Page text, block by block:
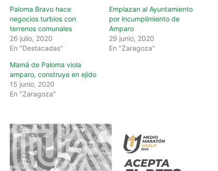
Paloma Bravo hace
negocios turbios con
terrenos comunales
26 julio, 2020
En "Destacadas"
Emplazan al Ayuntamiento
por incumplimiento de
Amparo
29 junio, 2020
En "Zaragoza"
Mamá de Paloma viola
amparo, construye en ejido
15 junio, 2020
En "Zaragoza"